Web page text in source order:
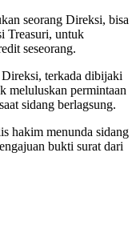
seorang Direksi, bisa
Treasuri, untuk
seseorang.
terkada dibijaki
meluluskan permintaan
sidang berlagsung.
hakim menunda sidang
bukti surat dari